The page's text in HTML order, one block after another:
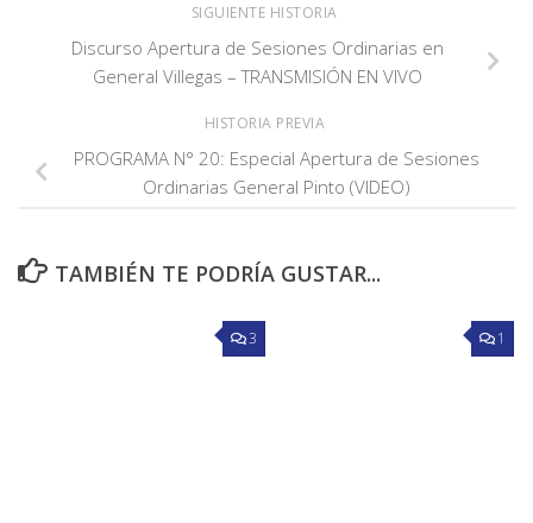
SIGUIENTE HISTORIA
Discurso Apertura de Sesiones Ordinarias en
General Villegas – TRANSMISIÓN EN VIVO
HISTORIA PREVIA
PROGRAMA N° 20: Especial Apertura de Sesiones
Ordinarias General Pinto (VIDEO)
TAMBIÉN TE PODRÍA GUSTAR...
3 1